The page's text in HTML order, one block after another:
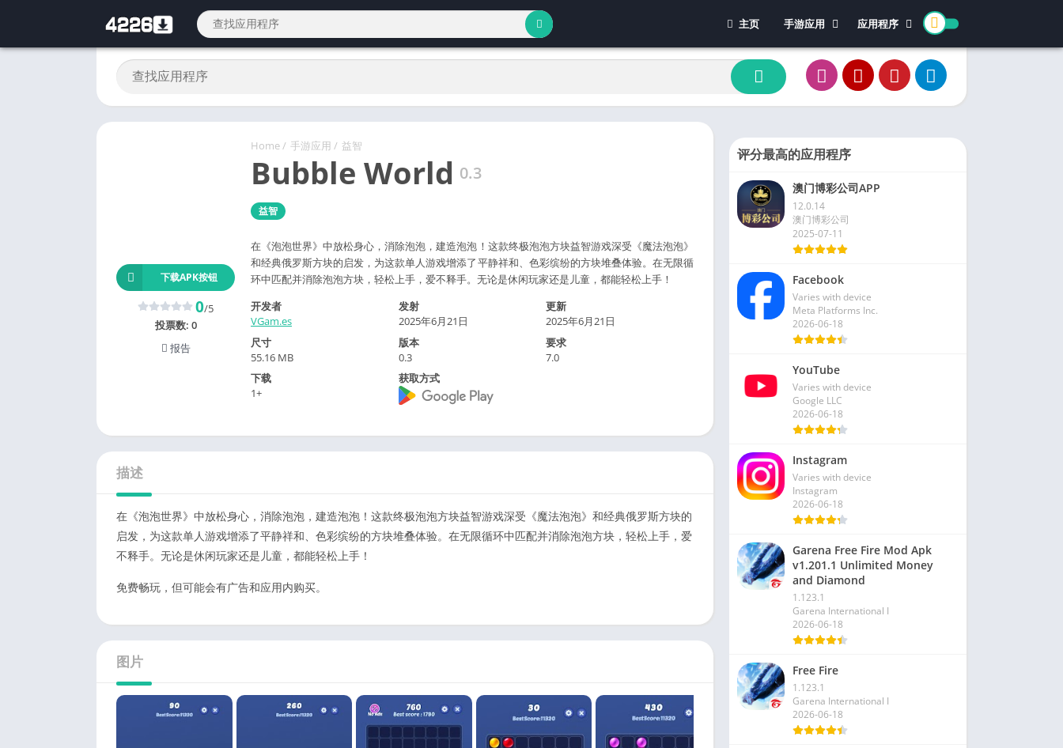
主页
手游应用
休闲游戏
冒险游戏
教育游戏
角色扮演
文字游戏
竞速游戏
策略游戏
应用程序
体育
办公
Home/ 手游应用 / 益智
Bubble World 0.3
益智
在《泡泡世界》中放松身心，消除泡泡，建造泡泡！这款终极泡泡方块益智游戏深受《魔法泡泡》
和经典俄罗斯方块的启发，为这款单人游戏增添了平静祥和、色彩缤纷的方块堆叠体验。在无限循
环中匹配并消除泡泡方块，轻松上手，爱不释手。无论是休闲玩家还是儿童，都能轻松上手！
下载APK按钮
0/5
投票数: 0
报告
开发者
VGam.es
发射
2025年6月21日
更新
2025年6月21日
尺寸
55.16 MB
版本
0.3
要求
7.0
下载
1+
获取方式
描述
在《泡泡世界》中放松身心，消除泡泡，建造泡泡！这款终极泡泡方块益智游戏深受《魔法泡泡》和经典俄罗斯方块的
启发，为这款单人游戏增添了平静祥和、色彩缤纷的方块堆叠体验。在无限循环中匹配并消除泡泡方块，轻松上手，爱
不释手。无论是休闲玩家还是儿童，都能轻松上手！
免费畅玩，但可能会有广告和应用内购买。
图片
评分最高的应用程序
澳门博彩公司APP
12.0.14
澳门博彩公司
2025-07-11
Facebook
Varies with device
Meta Platforms Inc.
2026-06-18
YouTube
Varies with device
Google LLC
2026-06-18
Instagram
Varies with device
Instagram
2026-06-18
Garena Free Fire Mod Apk
v1.201.1 Unlimited Money
and Diamond
1.123.1
Garena International I
2026-06-18
Free Fire
1.123.1
Garena International I
2026-06-18